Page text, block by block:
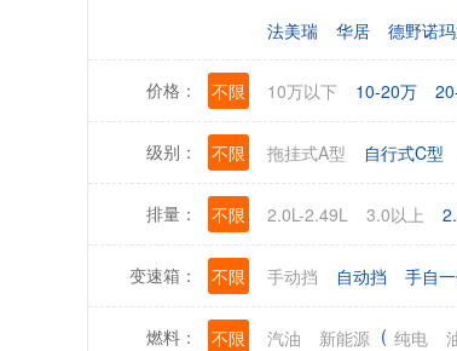
法美瑞 华居 德野诺
上汽大通旅居车 鑫源
中天 龙城兄弟 神汽
价格： 不限 10万以下 10-20万
级别： 不限 拖挂式A型 自行式C型
排量： 不限 2.0L-2.49L 3.0以上
变速箱： 不限 手动挡 自动挡 手自
燃料： 不限 汽油 新能源 ( 纯电